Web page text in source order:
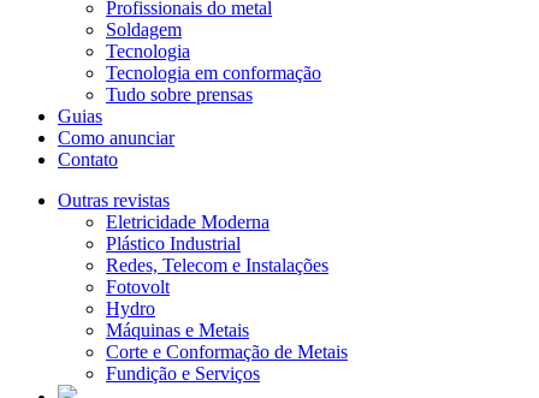
Profissionais do metal
Soldagem
Tecnologia
Tecnologia em conformação
Tudo sobre prensas
Guias
Como anunciar
Contato
Outras revistas
Eletricidade Moderna
Plástico Industrial
Redes, Telecom e Instalações
Fotovolt
Hydro
Máquinas e Metais
Corte e Conformação de Metais
Fundição e Serviços